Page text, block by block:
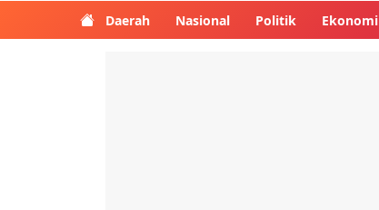
Daerah Nasional Politik Ekonomi